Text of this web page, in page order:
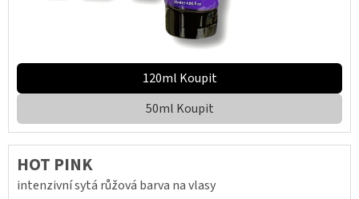
120ml Koupit
50ml Koupit
HOT PINK
intenzivní sytá růžová barva na vlasy